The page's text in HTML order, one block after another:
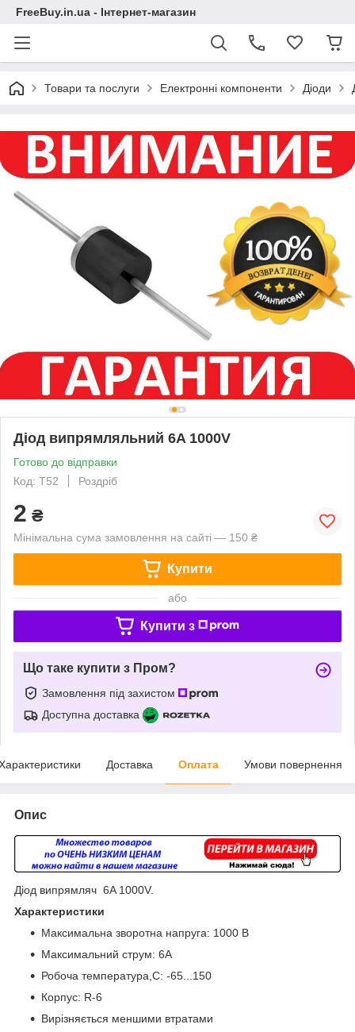
FreeBuy.in.ua - Інтернет-магазин
Товари та послуги Електронні компоненти Діоди
Діод випрямляльний 6A 1000V
Готово до відправки
Код: Т52
Роздріб
2 ₴
Мінімальна сума замовлення на сайті — 150 ₴
Купити
або
Купити з
Що таке купити з Пром?
Замовлення під захистом
Доступна доставка
Доставка Оплата Умови повернення
Опис
Діод випрямляч 6A 1000V.
Характеристики
Максимальна зворотна напруга: 1000 В
Максимальний струм: 6А
Робоча температура,С: -65...150
Корпус: R-6
Вирізняється меншими втратами